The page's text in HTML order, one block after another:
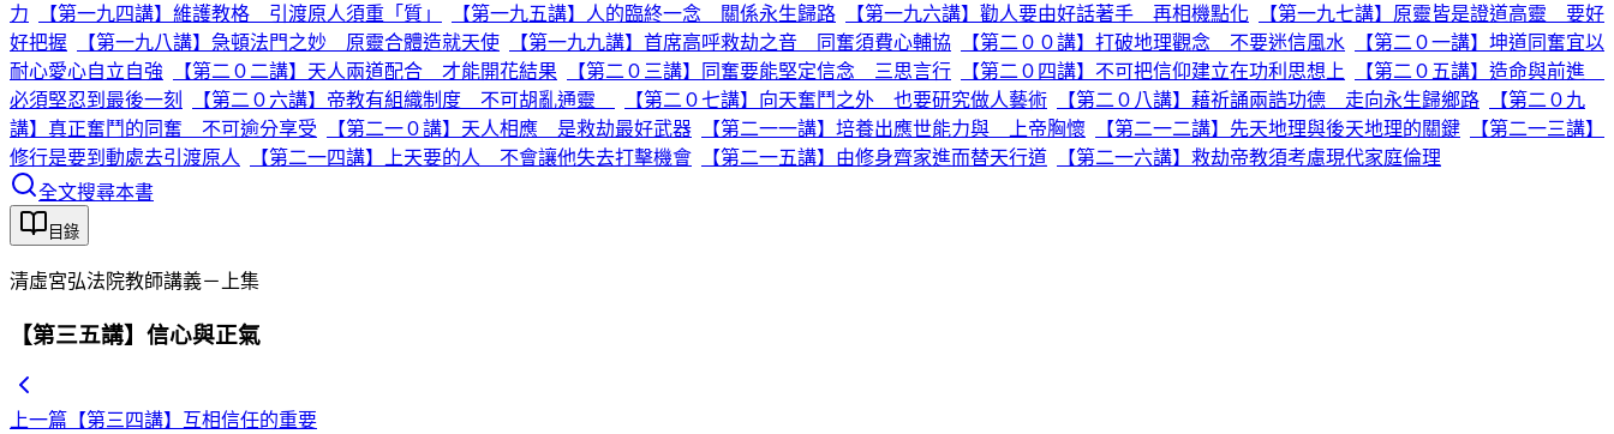
力
【第一九四講】維護教格 引渡原人須重「質」 【第一九五講】人的臨終一念 關係永生歸路 【第一九六講】勸人要由好話著手 再相機點化
【第一九七講】原靈皆是證道高靈 要好
好把握
【第一九八講】急頓法門之妙 原靈合體造就天使 【第一九九講】首席高呼救劫之音 同奮須費心輔協 【第二００講】打破地理觀念 不要迷信風水
【第二０一講】坤道同奮宜以
耐心愛心自立自強
【第二０二講】天人兩道配合 才能開花結果 【第二０三講】同奮要能堅定信念 三思言行 【第二０四講】不可把信仰建立在功利思想上
【第二０五講】造命與前進
必須堅忍到最後一刻
【第二０六講】帝教有組織制度 不可胡亂通靈 【第二０七講】向天奮鬥之外 也要研究做人藝術 【第二０八講】藉祈誦兩誥功德 走向永生歸鄉路
【第二０九
講】真正奮鬥的同奮 不可逾分享受
【第二一０講】天人相應 是救劫最好武器 【第二一一講】培養出應世能力與 上帝胸懷 【第二一二講】先天地理與後天地理的關鍵
【第二一三講】
修行是要到動處去引渡原人
【第二一四講】上天要的人 不會讓他失去打擊機會 【第二一五講】由修身齊家進而替天行道
【第二一六講】救劫帝教須考慮現代家庭倫理
全文搜尋本書
目錄
清虛宮弘法院教師講義－上集
【第三五講】信心與正氣
上一篇 【第三四講】互相信任的重要